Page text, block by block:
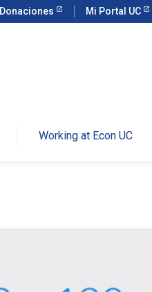
Donaciones Mi Portal UC
Working at Econ UC